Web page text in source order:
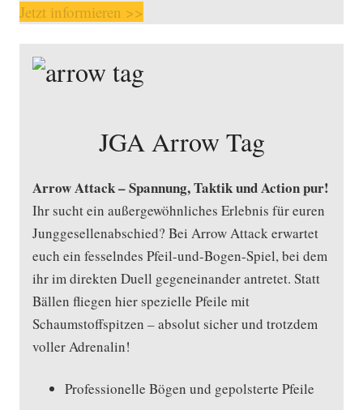
Jetzt informieren >>
JGA Arrow Tag
Arrow Attack – Spannung, Taktik und Action pur!
Ihr sucht ein außergewöhnliches Erlebnis für euren
Junggesellenabschied? Bei Arrow Attack erwartet
euch ein fesselndes Pfeil-und-Bogen-Spiel, bei dem
ihr im direkten Duell gegeneinander antretet. Statt
Bällen fliegen hier spezielle Pfeile mit
Schaumstoffspitzen – absolut sicher und trotzdem
voller Adrenalin!
Professionelle Bögen und gepolsterte Pfeile